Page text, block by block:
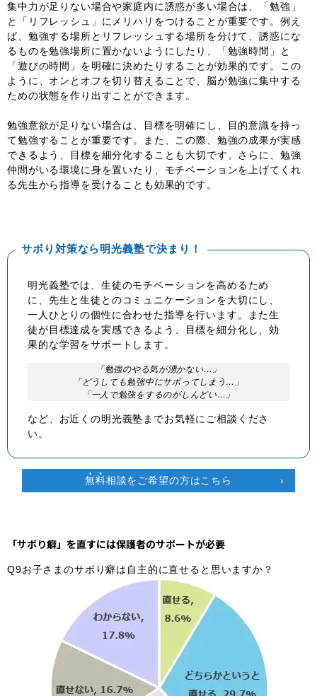
集中力が足りない場合や家庭内に誘惑が多い場合は、「勉強」
と「リフレッシュ」にメリハリをつけることが重要です。例え
ば、勉強する場所とリフレッシュする場所を分けて、誘惑にな
るものを勉強場所に置かないようにしたり、「勉強時間」と
「遊びの時間」を明確に決めたりすることが効果的です。この
ように、オンとオフを切り替えることで、脳が勉強に集中する
ための状態を作り出すことができます。
勉強意欲が足りない場合は、目標を明確にし、目的意識を持っ
て勉強することが重要です。また、この際、勉強の成果が実感
できるよう、目標を細分化することも大切です。さらに、勉強
仲間がいる環境に身を置いたり、モチベーションを上げてくれ
る先生から指導を受けることも効果的です。
サボり対策なら明光義塾で決まり！
明光義塾では、生徒のモチベーションを高めるため
に、先生と生徒とのコミュニケーションを大切にし、
一人ひとりの個性に合わせた指導を行います。また生
徒が目標達成を実感できるよう、目標を細分化し、効
果的な学習をサポートします。
「勉強のやる気が湧かない…」
「どうしても勉強中にサボってしまう…」
「一人で勉強をするのがしんどい…」
など、お近くの明光義塾までお気軽にご相談くださ
い。
無料相談をご希望の方はこちら
「サボり癖」を直すには保護者のサポートが必要
Q9お子さまのサボり癖は自主的に直せると思いますか？